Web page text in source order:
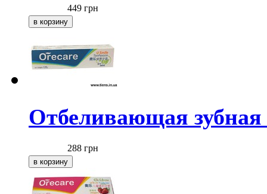
449 грн
Отбеливающая зубная
288 грн